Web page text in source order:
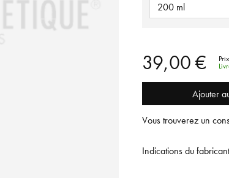
200 ml
39,00 €
Ajouter
Vous trouverez un
Indications du fabricant